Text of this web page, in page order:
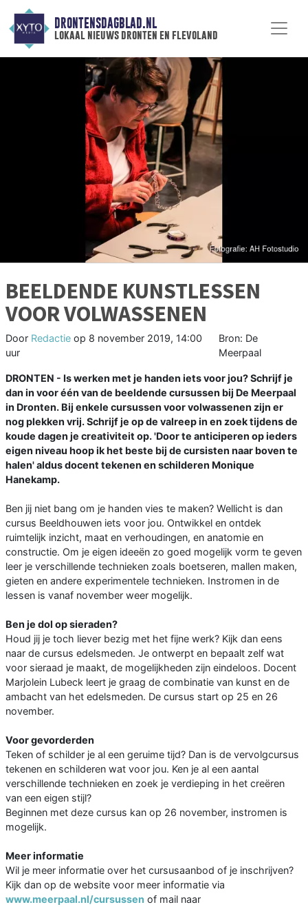
DRONTENSDAGBLAD.NL
lokaal nieuws dronten en flevoland
BEELDENDE KUNSTLESSEN
VOOR VOLWASSENEN
Door Redactie op 8 november 2019, 14:00
uur
Bron: De
Meerpaal
DRONTEN - Is werken met je handen iets voor jou? Schrijf je
dan in voor één van de beeldende cursussen bij De Meerpaal
in Dronten. Bij enkele cursussen voor volwassenen zijn er
nog plekken vrij. Schrijf je op de valreep in en zoek tijdens de
koude dagen je creativiteit op. 'Door te anticiperen op ieders
eigen niveau hoop ik het beste bij de cursisten naar boven te
halen' aldus docent tekenen en schilderen Monique
Hanekamp.
Ben jij niet bang om je handen vies te maken? Wellicht is dan
cursus Beeldhouwen iets voor jou. Ontwikkel en ontdek
ruimtelijk inzicht, maat en verhoudingen, en anatomie en
constructie. Om je eigen ideeën zo goed mogelijk vorm te geven
leer je verschillende technieken zoals boetseren, mallen maken,
gieten en andere experimentele technieken. Instromen in de
lessen is vanaf november weer mogelijk.
Ben je dol op sieraden?
Houd jij je toch liever bezig met het fijne werk? Kijk dan eens
naar de cursus edelsmeden. Je ontwerpt en bepaalt zelf wat
voor sieraad je maakt, de mogelijkheden zijn eindeloos. Docent
Marjolein Lubeck leert je graag de combinatie van kunst en de
ambacht van het edelsmeden. De cursus start op 25 en 26
november.
Voor gevorderden
Teken of schilder je al een geruime tijd? Dan is de vervolgcursus
tekenen en schilderen wat voor jou. Ken je al een aantal
verschillende technieken en zoek je verdieping in het creëren
van een eigen stijl?
Beginnen met deze cursus kan op 26 november, instromen is
mogelijk.
Meer informatie
Wil je meer informatie over het cursusaanbod of je inschrijven?
Kijk dan op de website voor meer informatie via
www.meerpaal.nl/cursussen of mail naar